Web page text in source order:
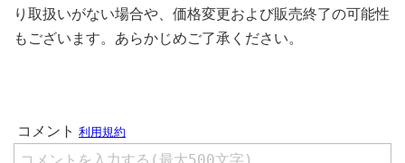
り取扱いがない場合や、価格変更および販売終了の可能性
もございます。あらかじめご了承ください。